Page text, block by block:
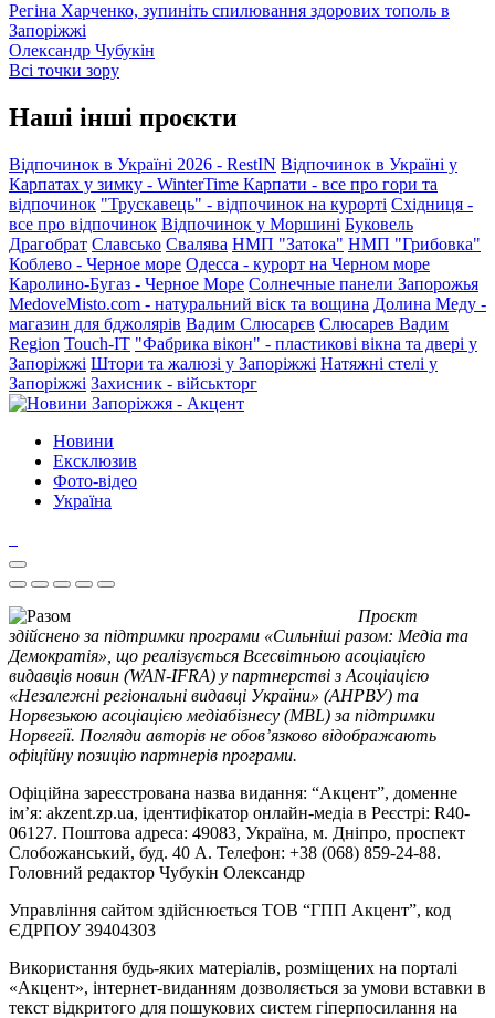
Регіна Харченко, зупиніть спилювання здорових тополь в
Запоріжжі
Олександр Чубукін
Всі точки зору
Наші інші проєкти
Відпочинок в Україні 2026 - RestIN Відпочинок в Україні у
Карпатах у зимку - WinterTime Карпати - все про гори та
відпочинок "Трускавець" - відпочинок на курорті Східниця -
все про відпочинок Відпочинок у Моршині Буковель
Драгобрат Славсько Свалява НМП "Затока" НМП "Грибовка"
Коблево - Черное море Одесса - курорт на Черном море
Каролино-Бугаз - Черное Море Солнечные панели Запорожья
MedoveMisto.com - натуральний віск та вощина Долина Меду -
магазин для бджолярів Вадим Слюсарєв Слюсарев Вадим
Region Touch-IT "Фабрика вікон" - пластикові вікна та двері у
Запоріжжі Штори та жалюзі у Запоріжжі Натяжні стелі у
Запоріжжі Захисник - військторг
Новини
Ексклюзив
Фото-відео
Україна
Проєкт
здійснено за підтримки програми «Сильніші разом: Медіа та
Демократія», що реалізується Всесвітньою асоціацією
видавців новин (WAN-IFRA) у партнерстві з Асоціацією
«Незалежні регіональні видавці України» (АНРВУ) та
Норвезькою асоціацією медіабізнесу (MBL) за підтримки
Норвегії. Погляди авторів не обов’язково відображають
офіційну позицію партнерів програми.
Офіційна зареєстрована назва видання: “Акцент”, доменне
ім’я: akzent.zp.ua, ідентифікатор онлайн-медіа в Реєстрі: R40-
06127. Поштова адреса: 49083, Україна, м. Дніпро, проспект
Слобожанський, буд. 40 А. Телефон: +38 (068) 859-24-88.
Головний редактор Чубукін Олександр
Управління сайтом здійснюється ТОВ “ГПП Акцент”, код
ЄДРПОУ 39404303
Використання будь-яких матеріалів, розміщених на порталі
«Акцент», інтернет-виданням дозволяється за умови вставки в
текст відкритого для пошукових систем гіперпосилання на